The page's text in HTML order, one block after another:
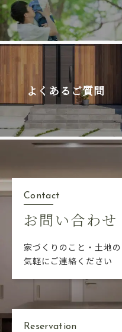
よくあるご質問
Contact
お問い合わせ
家づくりのこと・土地
気軽にご連絡ください
Reservation